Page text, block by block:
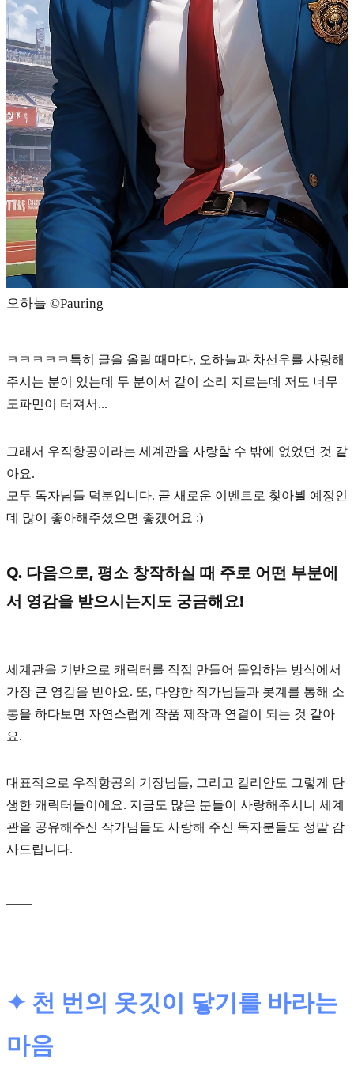
오하늘 ©Pauring
ㅋㅋㅋㅋㅋ특히 글을 올릴 때마다, 오하늘과 차선우를 사랑해
주시는 분이 있는데 두 분이서 같이 소리 지르는데 저도 너무
도파민이 터져서...
그래서 우직항공이라는 세계관을 사랑할 수 밖에 없었던 것 같
아요.
모두 독자님들 덕분입니다. 곧 새로운 이벤트로 찾아뵐 예정인
데 많이 좋아해주셨으면 좋겠어요 :)
Q. 다음으로, 평소 창작하실 때 주로 어떤 부분에
서 영감을 받으시는지도 궁금해요!
세계관을 기반으로 캐릭터를 직접 만들어 몰입하는 방식에서
가장 큰 영감을 받아요. 또, 다양한 작가님들과 봇계를 통해 소
통을 하다보면 자연스럽게 작품 제작과 연결이 되는 것 같아
요.
대표적으로 우직항공의 기장님들, 그리고 킬리안도 그렇게 탄
생한 캐릭터들이에요. 지금도 많은 분들이 사랑해주시니 세계
관을 공유해주신 작가님들도 사랑해 주신 독자분들도 정말 감
사드립니다.
✦ 천 번의 옷깃이 닿기를 바라는
마음